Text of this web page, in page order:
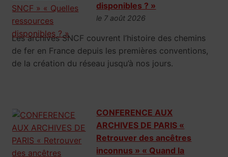
disponibles ? »
le 7 août 2026
Les archives SNCF couvrent l’histoire des chemins
de fer en France depuis les premières conventions,
de la création du réseau jusqu’à nos jours.
CONFERENCE AUX
ARCHIVES DE PARIS «
Retrouver des ancêtres
inconnus » « Quand la